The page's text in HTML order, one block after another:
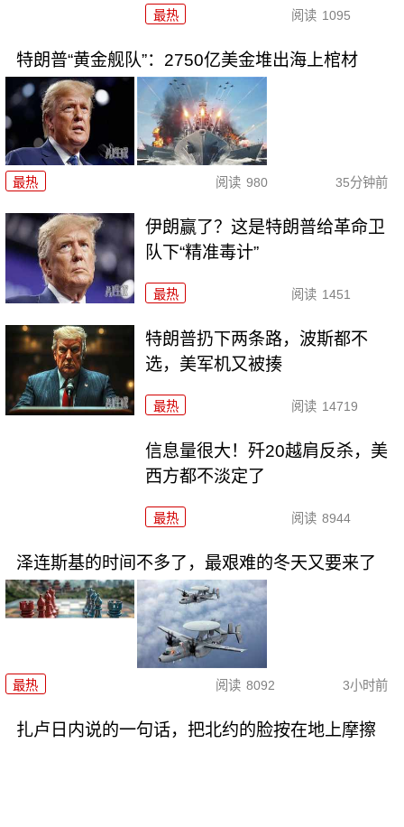
最热 阅读 1095
特朗普“黄金舰队”：2750亿美金堆出海上棺材
最热 阅读 980 35分钟前
伊朗赢了？这是特朗普给革命卫
队下“精准毒计”
最热 阅读 1451
特朗普扔下两条路，波斯都不
选，美军机又被揍
最热 阅读 14719
信息量很大！歼20越肩反杀，美
西方都不淡定了
最热 阅读 8944
泽连斯基的时间不多了，最艰难的冬天又要来了
最热 阅读 8092 3小时前
扎卢日内说的一句话，把北约的脸按在地上摩擦